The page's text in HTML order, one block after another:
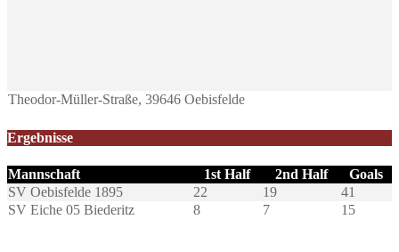
Theodor-Müller-Straße, 39646 Oebisfelde
Ergebnisse
Mannschaft 1st Half 2nd Half
Goals
SV Oebisfelde 1895
22 19
41
SV Eiche 05 Biederitz
8 7 15